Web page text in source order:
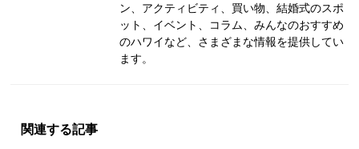
ン、アクティビティ、買い物、結婚式のスポ
ット、イベント、コラム、みんなのおすすめ
のハワイなど、さまざまな情報を提供してい
ます。
関連する記事